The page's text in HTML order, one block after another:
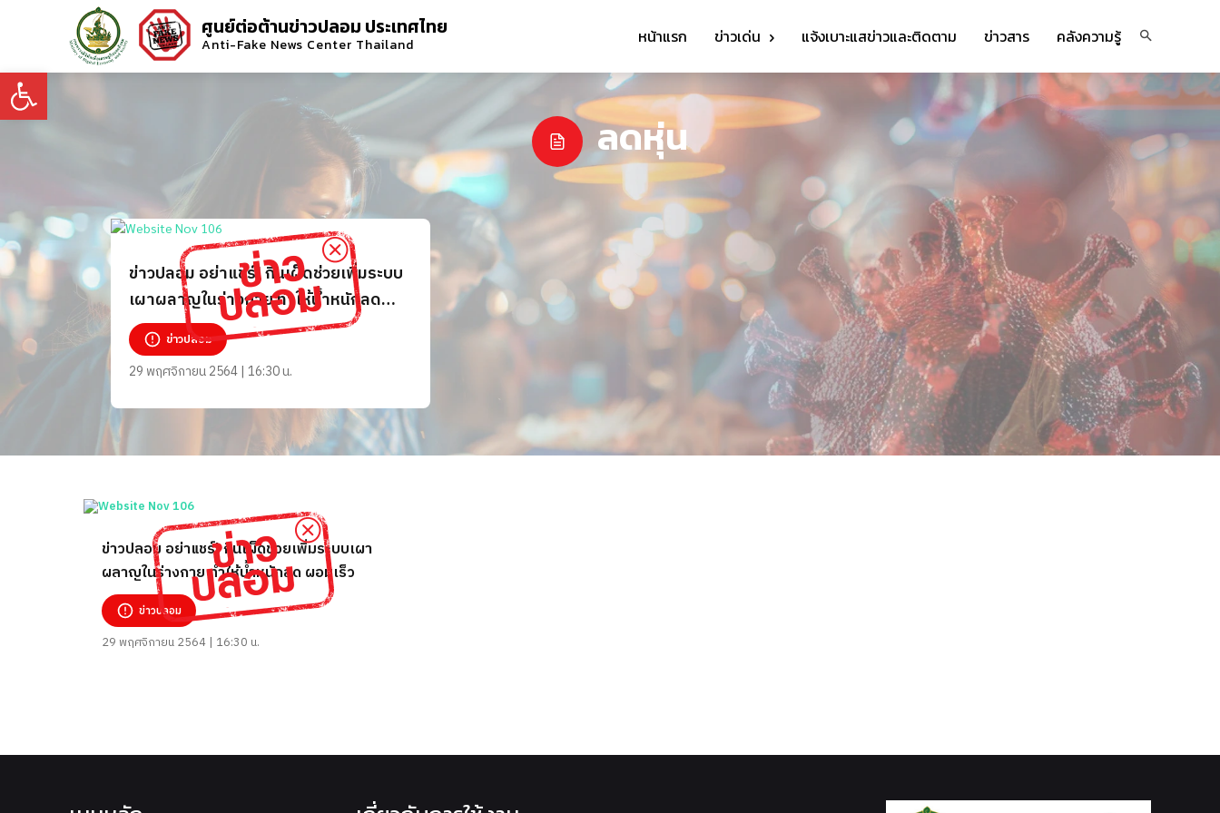
Open toolbar
ศูนย์ต่อต้านข่าวปลอม ประเทศไทย
Anti-Fake News Center Thailand หน้าแรก ข่าวเด่น แจ้งเบาะแสข่าวและติดตาม ข่าวสาร คลังความรู้
ลดหุ่น
ข่าวปลอม อย่าแชร์! กินเผ็ดช่วยเพิ่มระบบ
เผาผลาญในร่างกาย ทำให้น้ำหนักลด
ผอมเร็วข่าวปลอม
29 พฤศจิกายน 2564 | 16:30 น.
ข่าวปลอม อย่าแชร์! กินเผ็ดช่วยเพิ่มระบบเผา
ผลาญในร่างกาย ทำให้น้ำหนักลด ผอมเร็ว
ข่าวปลอม
29 พฤศจิกายน 2564 | 16:30 น.